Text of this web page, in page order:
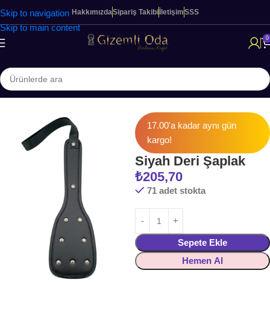
Skip to navigation
Skip to main content
HakkımızdaSipariş Takibi İletişimSSS
0
Ana Sayfa Fetiş & Fantezi
17.00'a kadar aynı gün
kargo!
Siyah Deri Şaplak
₺205,70
71 adet stokta
Sepete Ekle
Hemen Al